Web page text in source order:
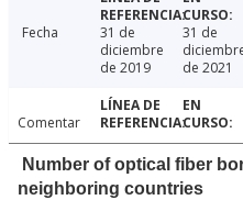
Fecha
31 de
diciembre
de 2019
31 de
de 2021
Comentar
Number of optical fiber
neighboring countries